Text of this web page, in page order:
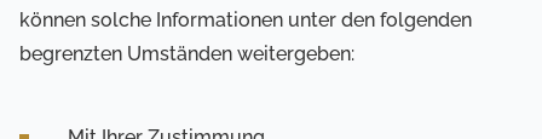
können solche Informationen unter den folgenden
begrenzten Umständen weitergeben: